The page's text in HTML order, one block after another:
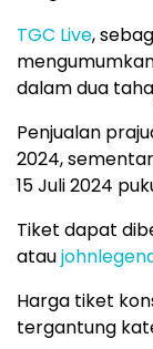
TGC Live,
dalam dua
Penjualan
2024,
15 Juli 2024
Tiket dapat
atau
Harga tiket
tergantung